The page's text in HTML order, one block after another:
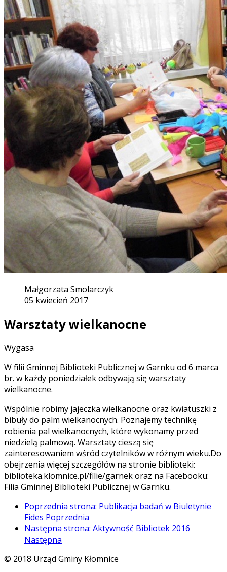
Małgorzata Smolarczyk
05 kwiecień 2017
Warsztaty wielkanocne
Wygasa
W filii Gminnej Biblioteki Publicznej w Garnku od 6 marca
br. w każdy poniedziałek odbywają się warsztaty
wielkanocne.
Wspólnie robimy jajeczka wielkanocne oraz kwiatuszki z
bibuły do palm wielkanocnych. Poznajemy technikę
robienia pal wielkanocnych, które wykonamy przed
niedzielą palmową. Warsztaty cieszą się
zainteresowaniem wśród czytelników w różnym wieku.Do
obejrzenia więcej szczegółów na stronie biblioteki:
biblioteka.klomnice.pl/filie/garnek oraz na Facebooku:
Filia Gminnej Biblioteki Publicznej w Garnku.
Poprzednia strona: Publikacja badań w Biuletynie
Fides Poprzednia
Następna strona: Aktywność Bibliotek 2016
Następna
© 2018 Urząd Gminy Kłomnice